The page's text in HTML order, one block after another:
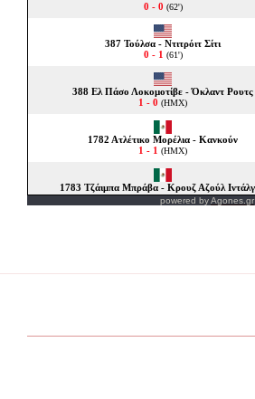
powered byAgones.gr